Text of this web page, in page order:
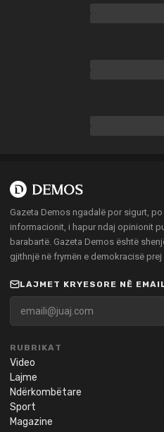
Gazeta Demos ngadalë por sigurt,
informacionit, i hapur ndaj opinionit
barabartë. Gazeta Demos është
gjithnjë në frymën e demokracisë
LAJMET KRYESORE NË
RUBRIKAT
Video
Lajme
Ndërkombëtare
Sport
Magazine